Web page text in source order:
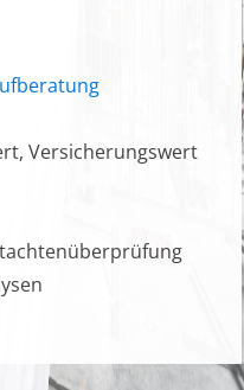
Versicherungswert